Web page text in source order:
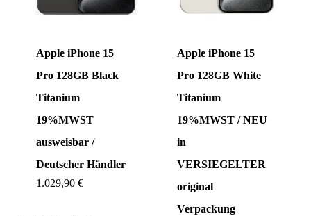
Apple iPhone 15
Pro 128GB Black
Titanium
19%MWST
ausweisbar /
Deutscher Händler
1.029,90€
Apple iPhone 15
Pro 128GB White
Titanium
19%MWST / NEU
in
VERSIEGELTER
original
Verpackung